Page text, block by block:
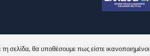
σελίδα, θα υποθέσουμε πως είστε